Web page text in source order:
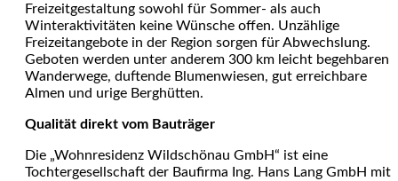
Freizeitgestaltung sowohl für Sommer- als auch
Winteraktivitäten keine Wünsche offen. Unzählige
Freizeitangebote in der Region sorgen für Abwechslung.
Geboten werden unter anderem 300 km leicht begehbaren
Wanderwege, duftende Blumenwiesen, gut erreichbare
Almen und urige Berghütten.
Qualität direkt vom Bauträger
Die „Wohnresidenz Wildschönau GmbH“ ist eine
Tochtergesellschaft der Baufirma Ing. Hans Lang GmbH mit